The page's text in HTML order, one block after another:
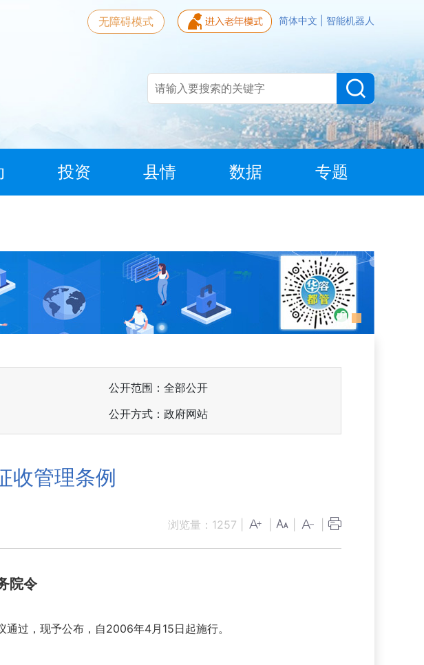
简体中文 智能机器人
无障碍模式
投资 县情 数据 专题
公开范围：全部公开
公开方式：政府网站
收管理条例
浏览量： 1257
院令
过，现予公布，自2006年4月15日起施行。